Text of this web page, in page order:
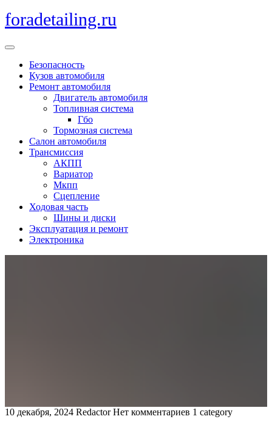
Перейти
к
foradetailing.ru
Кнопка
ОткрытьБезопасность
Кузов автомобиля
Ремонт автомобиля
Двигатель автомобиля
Топливная система
Гбо
Тормозная система
Салон автомобиля
Трансмиссия
АКПП
Вариатор
Мкпп
Сцепление
Ходовая часть
Шины и диски
Эксплуатация и ремонт
Электроника
10 декабря, 2024 Redactor Нет комментариев 1 category